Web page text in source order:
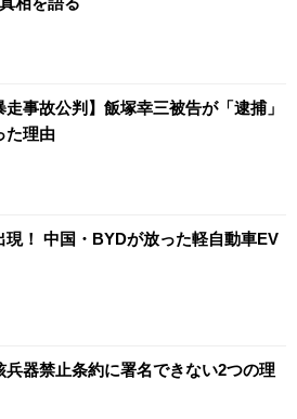
走事故公判】飯塚幸三被告が「逮捕」
た理由
現！ 中国・BYDが放った軽自動車EV
兵器禁止条約に署名できない2つの理